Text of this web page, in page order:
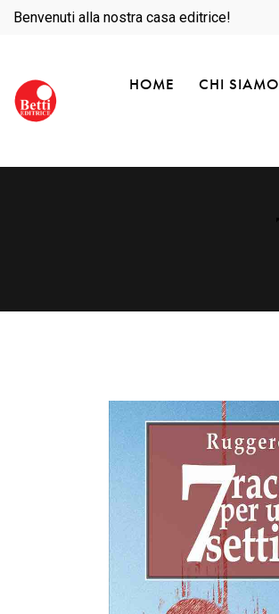
Benvenuti alla nostra casa editrice!
HOME CHI SIAMO